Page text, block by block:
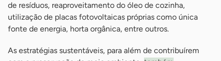
de resíduos, reaproveitamento do óleo de cozinha,
utilização de placas fotovoltaicas próprias como única
fonte de energia, horta orgânica, entre outros.
As estratégias sustentáveis, para além de contribuírem